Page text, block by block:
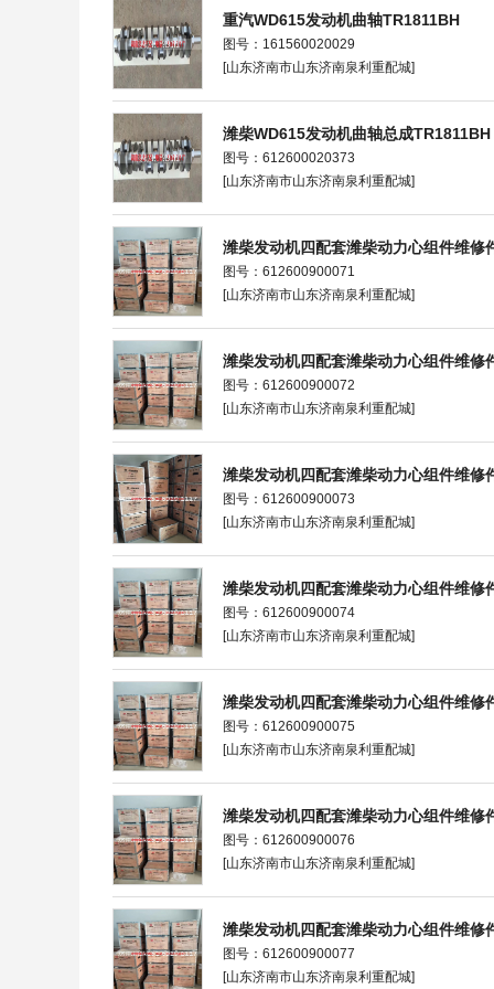
重汽WD615发动机曲轴TR1811BH
图号：161560020029
[山东济南市山东济南泉利重配城]
潍柴WD615发动机曲轴总成TR1811BH
图号：612600020373
[山东济南市山东济南泉利重配城]
潍柴发动机四配套潍柴动力心组件维修
图号：612600900071
[山东济南市山东济南泉利重配城]
潍柴发动机四配套潍柴动力心组件维修
图号：612600900072
[山东济南市山东济南泉利重配城]
潍柴发动机四配套潍柴动力心组件维修
图号：612600900073
[山东济南市山东济南泉利重配城]
潍柴发动机四配套潍柴动力心组件维修
图号：612600900074
[山东济南市山东济南泉利重配城]
潍柴发动机四配套潍柴动力心组件维修
图号：612600900075
[山东济南市山东济南泉利重配城]
潍柴发动机四配套潍柴动力心组件维修
图号：612600900076
[山东济南市山东济南泉利重配城]
潍柴发动机四配套潍柴动力心组件维修
图号：612600900077
[山东济南市山东济南泉利重配城]